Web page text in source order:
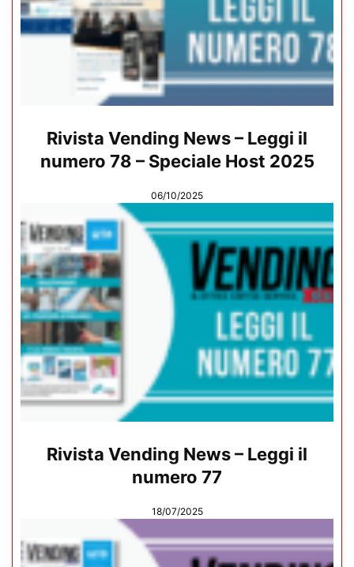
Rivista Vending News – Leggi il
numero 78 – Speciale Host 2025
06/10/2025
Rivista Vending News – Leggi il
numero 77
18/07/2025